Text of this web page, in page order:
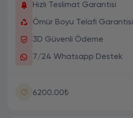
Hızlı Teslimat Garantisi
Ömür Boyu Telafi Garantisi
3D Güvenli Ödeme
7/24 Whatsapp Destek
6200.00₺